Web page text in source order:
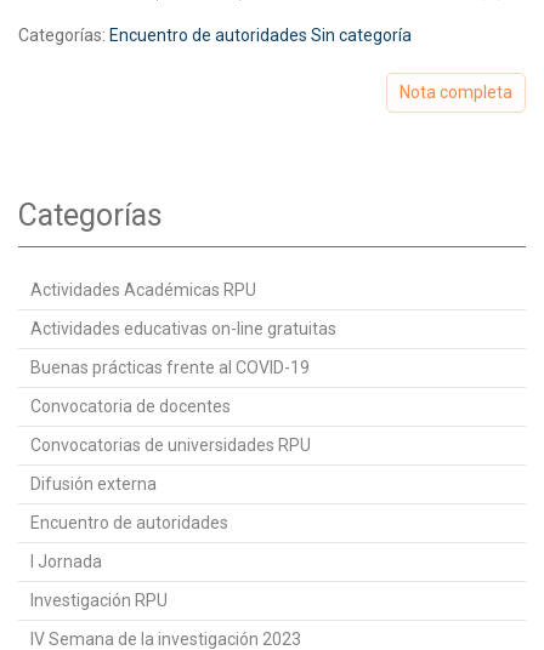
Categorías: Encuentro de autoridades Sin categoría
Nota completa
Categorías
Actividades Académicas RPU
Actividades educativas on-line gratuitas
Buenas prácticas frente al COVID-19
Convocatoria de docentes
Convocatorias de universidades RPU
Difusión externa
Encuentro de autoridades
I Jornada
Investigación RPU
IV Semana de la investigación 2023